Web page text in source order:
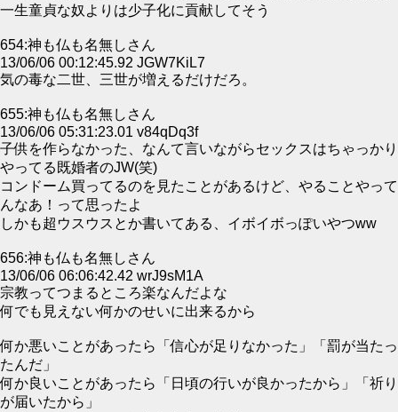
一生童貞な奴よりは少子化に貢献してそう
654:神も仏も名無しさん
13/06/06 00:12:45.92 JGW7KiL7
気の毒な二世、三世が増えるだけだろ。
655:神も仏も名無しさん
13/06/06 05:31:23.01 v84qDq3f
子供を作らなかった、なんて言いながらセックスはちゃっかり
やってる既婚者のJW(笑)
コンドーム買ってるのを見たことがあるけど、やることやって
んなあ！って思ったよ
しかも超ウスウスとか書いてある、イボイボっぽいやつww
656:神も仏も名無しさん
13/06/06 06:06:42.42 wrJ9sM1A
宗教ってつまるところ楽なんだよな
何でも見えない何かのせいに出来るから
何か悪いことがあったら「信心が足りなかった」「罰が当たっ
たんだ」
何か良いことがあったら「日頃の行いが良かったから」「祈り
が届いたから」